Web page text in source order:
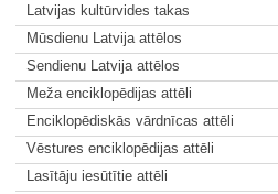
Latvijas kultūrvides takas
Mūsdienu Latvija attēlos
Sendienu Latvija attēlos
Meža enciklopēdijas attēli
Enciklopēdiskās vārdnīcas attēli
Vēstures enciklopēdijas attēli
Lasītāju iesūtītie attēli